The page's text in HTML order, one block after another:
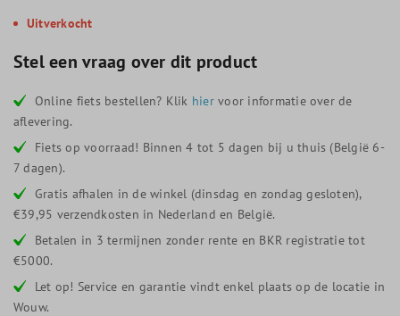
Uitverkocht
Stel een vraag over dit product
Online fiets bestellen? Klik hiervoor informatie over de
aflevering.
Fiets op voorraad! Binnen 4 tot 5 dagen bij u thuis (België 6-
7 dagen).
Gratis afhalen in de winkel (dinsdag en zondag gesloten),
€39,95 verzendkosten in Nederland en België.
Betalen in 3 termijnen zonder rente en BKR registratie tot
€5000.
Let op! Service en garantie vindt enkel plaats op de locatie in
Wouw.